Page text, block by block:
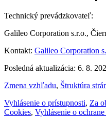
Technický prevádzkovateľ:
Galileo Corporation s.r.o.,
Kontakt: Galileo Corporation
Posledná aktualizácia: 6. 8.
Zmena vzhľadu, Štruktúra
Vyhlásenie o prístupnosti, Za
Cookies, Vyhlásenie o